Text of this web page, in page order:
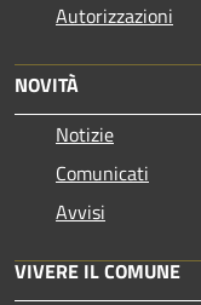
Autorizzazioni
NOVITÀ
Notizie
Comunicati
Avvisi
VIVERE IL COMUNE